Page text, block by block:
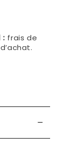
: frais de